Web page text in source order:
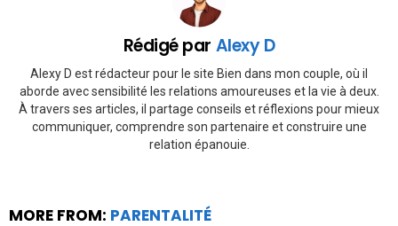
Rédigé par Alexy D
Alexy D est rédacteur pour le site Bien dans mon couple, où il
aborde avec sensibilité les relations amoureuses et la vie à deux.
À travers ses articles, il partage conseils et réflexions pour mieux
communiquer, comprendre son partenaire et construire une
relation épanouie.
MORE FROM: PARENTALITÉ